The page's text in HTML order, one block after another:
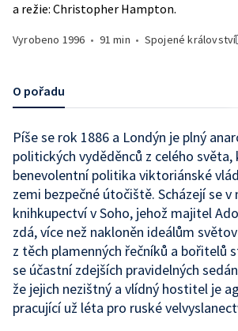
a režie: Christopher Hampton.
Vyrobeno 1996 • 91 min • Spojené království
O pořadu
Píše se rok 1886 a Londýn je plný
politických vyděděnců z celého
benevolentní politika viktoriánské
zemi bezpečné útočiště. Scházejí se v
knihkupectví v Soho, jehož majitel
zdá, více než nakloněn ideálům
z těch plamenných řečníků a bořitelů
se účastní zdejších pravidelných
že jejich nezištný a vlídný hostitel je
pracující už léta pro ruské